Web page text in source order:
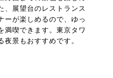
、展望台のレストランス
ーが楽しめるので、ゆっ
満喫できます。東京タワ
夜景もおすすめです。